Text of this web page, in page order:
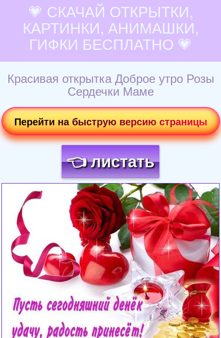
💗 СКАЧАЙ ОТКРЫТКИ,
КАРТИНКИ, АНИМАШКИ,
ГИФКИ БЕСПЛАТНО 💗
Красивая открытка Доброе утро Розы
Сердечки Маме
Перейти на быструю версию страницы
👈 листать
Загрузка картинки...